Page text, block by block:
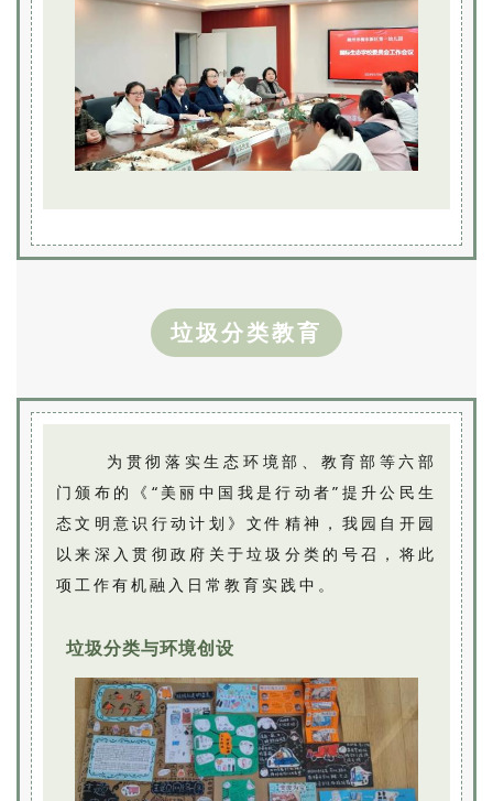
垃圾分类教育
为贯彻落实生态环境部、教育部等六部
门颁布的《“美丽中国我是行动者”提升公民生
态文明意识行动计划》文件精神，我园自开园
以来深入贯彻政府关于垃圾分类的号召，将此
项工作有机融入日常教育实践中。
垃圾分类与环境创设